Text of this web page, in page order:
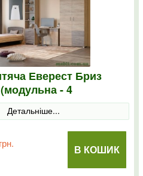
Еверест Бриз
- 4
трюфель
Детальніше...
В КОШИК
грн.